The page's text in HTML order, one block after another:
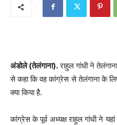
अंडोले (तेलंगाना).राहुल गांधी ने
से कहा कि वह कांग्रेस से तेलंगाना के
क्या किया है.
कांग्रेस के पूर्व अध्यक्ष राहुल गांधी ने